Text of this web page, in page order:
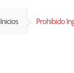
Inicios Prohibido